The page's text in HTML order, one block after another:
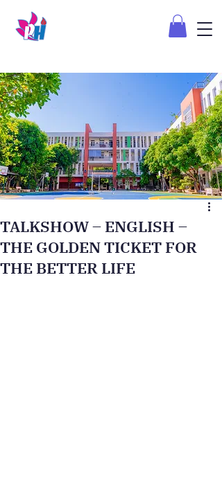
TALKSHOW – ENGLISH –
THE GOLDEN TICKET FOR
THE BETTER LIFE